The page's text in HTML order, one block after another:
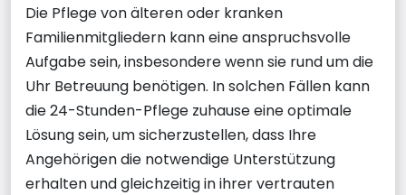
Die Pflege von älteren oder kranken
Familienmitgliedern kann eine anspruchsvolle
Aufgabe sein, insbesondere wenn sie rund um die
Uhr Betreuung benötigen. In solchen Fällen kann
die 24-Stunden-Pflege zuhause eine optimale
Lösung sein, um sicherzustellen, dass Ihre
Angehörigen die notwendige Unterstützung
erhalten und gleichzeitig in ihrer vertrauten